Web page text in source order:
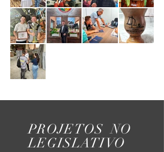
PROJETOS NO
LEGISLATIVO